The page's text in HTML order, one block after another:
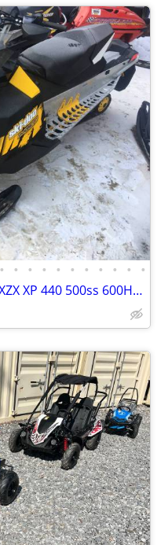
• • • • • • • • • • •
03-12 Ski Doo Rev Part Outs, MXZX XP 440 500ss 600HO 800 1000 SDI